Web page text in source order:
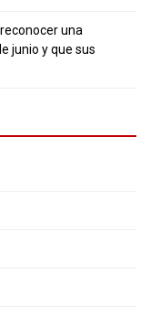
una
junio y que sus